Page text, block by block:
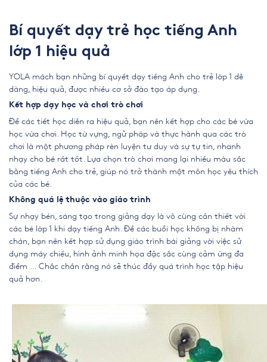
Bí quyết dạy trẻ học tiếng Anh
lớp 1 hiệu quả
YOLA mách bạn những bí quyết dạy tiếng Anh cho trẻ lớp 1 dễ
dàng, hiệu quả, được nhiều cơ sở đào tạo áp dụng.
Kết hợp dạy học và chơi trò chơi
Để các tiết học diễn ra hiệu quả, bạn nên kết hợp cho các bé vừa
học vừa chơi. Học từ vựng, ngữ pháp và thực hành qua các trò
chơi là một phương pháp rèn luyện tư duy và sự tự tin, nhanh
nhạy cho bé rất tốt. Lựa chọn trò chơi mang lại nhiều màu sắc
bằng tiếng Anh cho trẻ, giúp nó trở thành một môn học yêu thích
của các bé.
Không quá lệ thuộc vào giáo trình
Sự nhạy bén, sáng tạo trong giảng dạy là vô cùng cần thiết với
các bé lớp 1 khi dạy tiếng Anh. Để các buổi học không bị nhàm
chán, bạn nên kết hợp sử dụng giáo trình bài giảng với việc sử
dụng máy chiếu, hình ảnh minh họa đặc sắc cùng cảm ứng đa
điểm … Chắc chắn rằng nó sẽ thúc đẩy quá trình học tập hiệu
quả hơn.